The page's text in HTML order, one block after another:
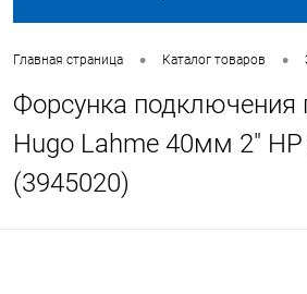
Главная страница • Каталог товаров •
Форсунка подключения
Hugo Lahme 40мм 2" НР
(3945020)